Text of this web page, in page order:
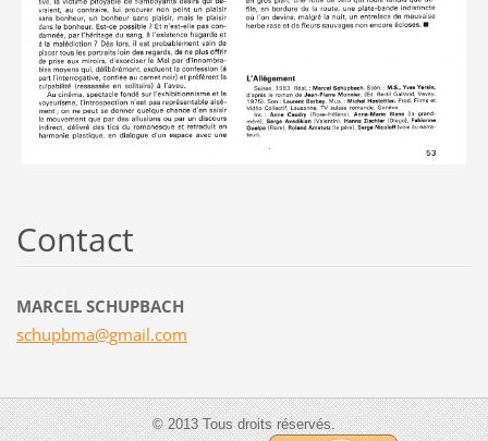
Contact
MARCEL SCHUPBACH
schupbma@gmail.com
© 2013 Tous droits réservés.